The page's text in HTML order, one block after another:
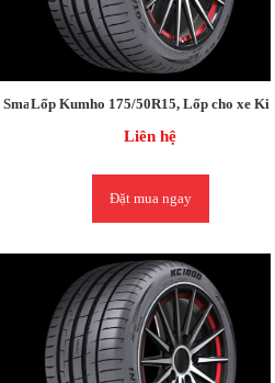
Small truck 500KG
Lốp Kumho 175/50R15, Lốp cho xe
Liên hệ
Đặt mua ngay